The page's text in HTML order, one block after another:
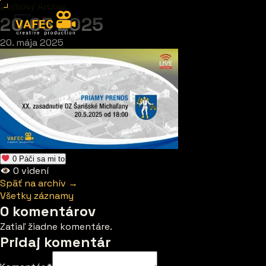
Domov Archív
20 05 2025
20. mája 2025
0 Páči sa mi to
0 videní
Späť na archív →
Všetky záznamy
0 komentárov
Zatiaľ žiadne komentáre.
Pridaj komentár